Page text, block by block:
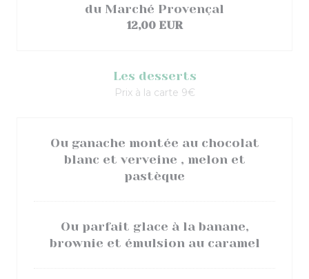
du Marché Provençal
12,00 EUR
Les desserts
Prix à la carte 9€
Ou ganache montée au chocolat
blanc et verveine , melon et
pastèque
Ou parfait glace à la banane,
brownie et émulsion au caramel